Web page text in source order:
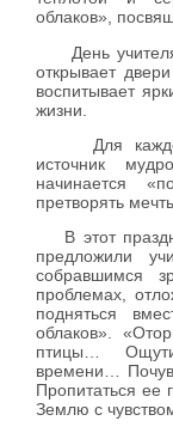
облаков»,
День учителя
открывает
воспитывает
жизни.
Для каждого
источник
начинается
претворять
В этот
предложили
собравшимся
проблемах,
подняться
облаков». «
птицы…
времени…
Пропитаться ее
Землю с